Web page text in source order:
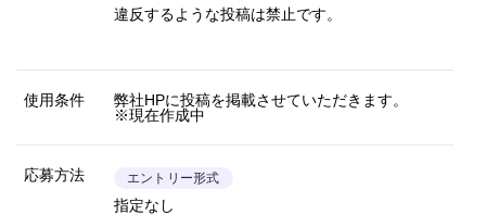
違反するような投稿は禁止です。
使用条件
弊社HPに投稿を掲載させていただきます。
※現在作成中
応募方法 エントリー形式
指定なし